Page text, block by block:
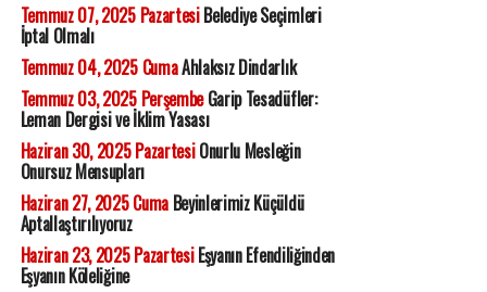
Temmuz 07, 2025 PazartesiBelediye Seçimleri
İptal Olmalı
Temmuz 04, 2025 CumaAhlaksız Dindarlık
Temmuz 03, 2025 PerşembeGarip Tesadüfler:
Leman Dergisi ve İklim Yasası
Haziran 30, 2025 PazartesiOnurlu Mesleğin
Onursuz Mensupları
Haziran 27, 2025 CumaBeyinlerimiz Küçüldü
Aptallaştırılıyoruz
Haziran 23, 2025 PazartesiEşyanın Efendiliğinden
Eşyanın Köleliğine